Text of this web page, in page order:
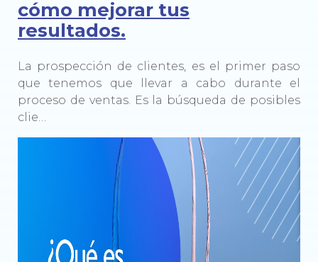
cómo mejorar tus
resultados.
La prospección de clientes, es el primer paso
que tenemos que llevar a cabo durante el
proceso de ventas. Es la búsqueda de posibles
clie…